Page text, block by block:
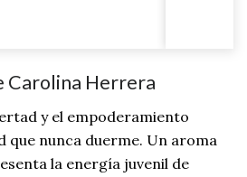
Carolina Herrera
y el empoderamiento
que nunca duerme. Un aroma
la energía juvenil de